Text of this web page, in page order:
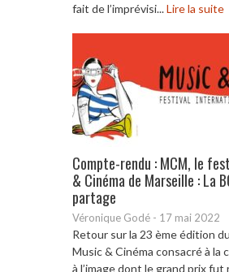
fait de l’imprévisi...Lire la suite
Compte-rendu : MCM, le
& Cinéma de Marseille : La
partage
Véronique Godé - 17 mai 2022
Retour sur la 23 ème édition
Music & Cinéma consacré à la
à l’image dont le grand prix fut